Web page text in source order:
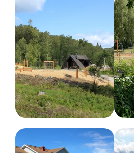
205 cm
Fundament
Stål
Dimensioner
Bredd :190 cm
Höjd :216 cm
Längd :237 cm
Rekommenderad ålder
5-12 år
Färg
Olika färger
Nettovikt
70 kg